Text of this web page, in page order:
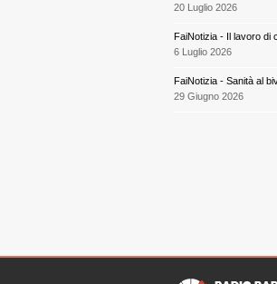
20 Luglio 2026
FaiNotizia - Il lavoro di
6 Luglio 2026
FaiNotizia - Sanità al
29 Giugno 2026